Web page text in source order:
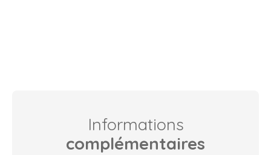
Informations
complémentaires